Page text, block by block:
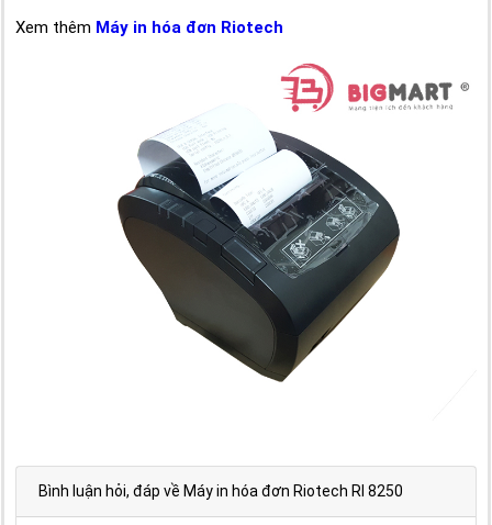
Xem thêm Máy in hóa đơn Riotech
Bình luận hỏi, đáp về Máy in hóa đơn Riotech RI 8250